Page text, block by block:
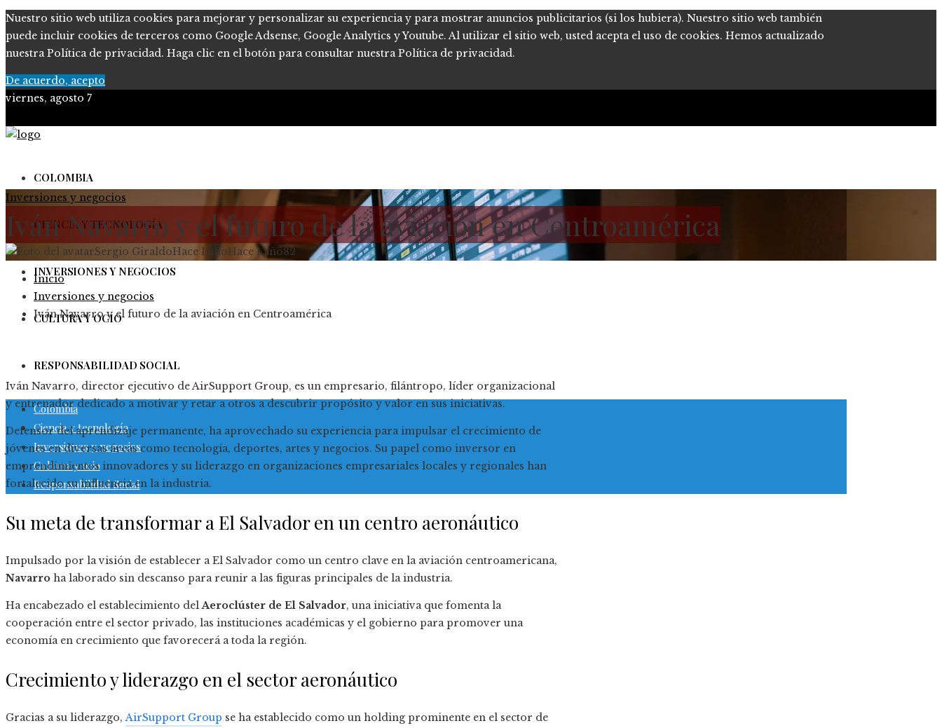
Nuestro sitio web utiliza cookies para mejorar y personalizar su experiencia y para mostrar anuncios publicitarios (si los hubiera). Nuestro sitio web también
puede incluir cookies de terceros como Google Adsense, Google Analytics y Youtube. Al utilizar el sitio web, usted acepta el uso de cookies. Hemos actualizado
nuestra Política de privacidad. Haga clic en el botón para consultar nuestra Política de privacidad.
De acuerdo, acepto
viernes, agosto 7
COLOMBIA
CIENCIA Y TECNOLOGÍA
INVERSIONES Y NEGOCIOS
CULTURA Y OCIO
RESPONSABILIDAD SOCIAL
Colombia
Ciencia y tecnología
Inversiones y negocios
Cultura y ocio
Responsabilidad Social
Inversiones y negocios
Iván Navarro y el futuro de la aviación en Centroamérica
Sergio GiraldoHace 1 añoHace 1 año82
Inicio
Inversiones y negocios
Iván Navarro y el futuro de la aviación en Centroamérica
Iván Navarro, director ejecutivo de AirSupport Group, es un empresario, filántropo, líder organizacional
y entrenador dedicado a motivar y retar a otros a descubrir propósito y valor en sus iniciativas.
Defensor del aprendizaje permanente, ha aprovechado su experiencia para impulsar el crecimiento de
jóvenes en diversas áreas como tecnología, deportes, artes y negocios. Su papel como inversor en
emprendimientos innovadores y su liderazgo en organizaciones empresariales locales y regionales han
fortalecido su influencia en la industria.
Su meta de transformar a El Salvador en un centro aeronáutico
Impulsado por la visión de establecer a El Salvador como un centro clave en la aviación centroamericana,
Navarro ha laborado sin descanso para reunir a las figuras principales de la industria.
Ha encabezado el establecimiento delAeroclúster de El Salvador, una iniciativa que fomenta la
cooperación entre el sector privado, las instituciones académicas y el gobierno para promover una
economía en crecimiento que favorecerá a toda la región.
Crecimiento y liderazgo en el sector aeronáutico
Gracias a su liderazgo,AirSupport Group se ha establecido como un holding prominente en el sector de